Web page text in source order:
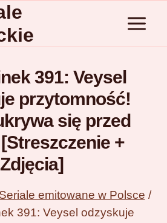
391: Veysel
przytomność!
się przed
+
Zdjęcia]
Seriale emitowane w Polsce /
391: Veysel odzyskuje